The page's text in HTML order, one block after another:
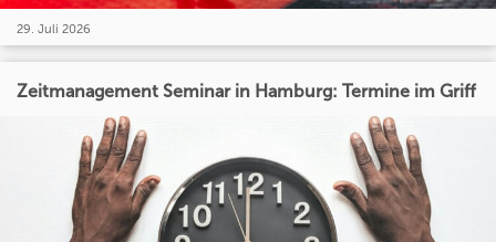
29. Juli 2026
Zeitmanagement Seminar in Hamburg: Termine im Griff